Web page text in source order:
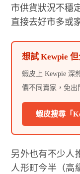
市供貨狀況不穩
直接去好市多或
想試 Kewpie
蝦皮上 Kewpie 深
價不同賣家，免出
蝦皮搜尋「
另外也有不少人
人形町今半（高